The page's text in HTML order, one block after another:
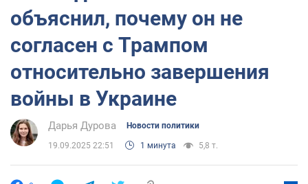
объяснил, почему он не
согласен с Трампом
относительно завершения
войны в Украине
Дарья Дурова Новости политики
19.09.2025 22:51 1 минута 5,8 т.